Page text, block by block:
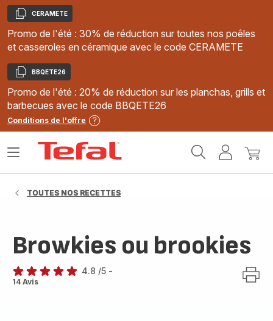
Copier
CERAMETE
Promo de l'été : 30% de réduction sur toutes nos poêles
et casseroles en céramique avec le code CERAMETE
Copier
BBQETE26
Promo de l'été : 20% de réduction sur les planchas, grills et
barbecues avec le code BBQETE26
Conditions de l'offre
MonMon
Ouvrir
TOUTES NOS RECETTES
Browkies ou brookies
ratings.4.8
4.8 /5 -
14 Avis